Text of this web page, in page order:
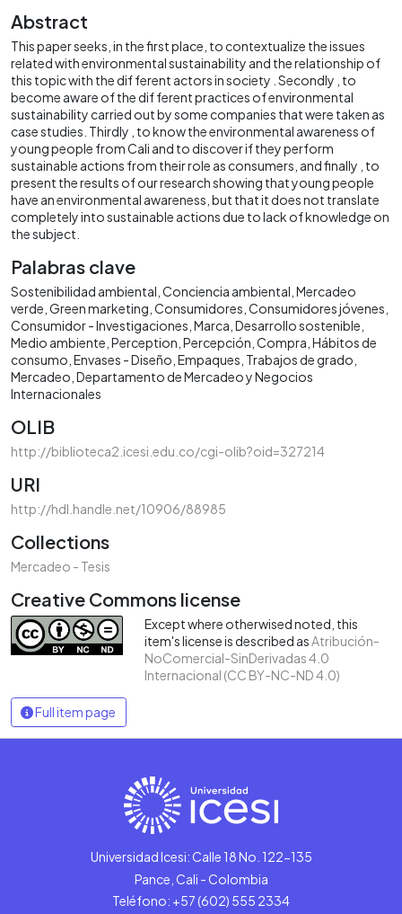
Abstract
This paper seeks, in the first place, to contextualize the issues
related with environmental sustainability and the relationship of
this topic with the dif ferent actors in society . Secondly , to
become aware of the dif ferent practices of environmental
sustainability carried out by some companies that were taken as
case studies. Thirdly , to know the environmental awareness of
young people from Cali and to discover if they perform
sustainable actions from their role as consumers, and finally , to
present the results of our research showing that young people
have an environmental awareness, but that it does not translate
completely into sustainable actions due to lack of knowledge on
the subject.
Palabras clave
Sostenibilidad ambiental Conciencia ambiental Mercadeo
verde Green marketing Consumidores Consumidores jóvenes
Consumidor - Investigaciones Marca Desarrollo sostenible
Medio ambiente Perception Percepción Compra Hábitos de
consumo Envases - Diseño Empaques Trabajos de grado
Mercadeo Departamento de Mercadeo y Negocios
Internacionales
OLIB
http://biblioteca2.icesi.edu.co/cgi-olib?oid=327214
URI
http://hdl.handle.net/10906/88985
Collections
Mercadeo - Tesis
Creative Commons license
Except where otherwised noted, this
item's license is described asAtribución-
NoComercial-SinDerivadas 4.0
Internacional (CC BY-NC-ND 4.0)
Full item page
Universidad Icesi: Calle 18 No. 122-135
Pance, Cali - Colombia
Teléfono: +57 (602) 555 2334